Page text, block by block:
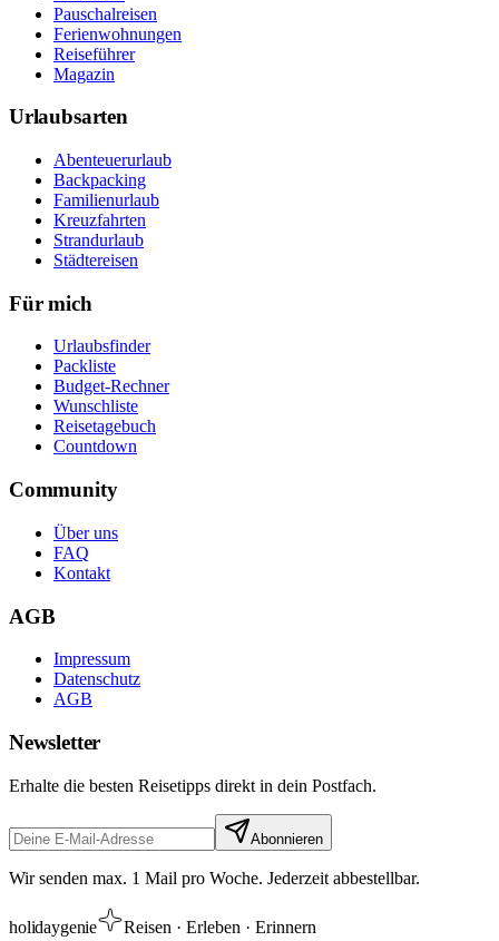
Pauschalreisen
Ferienwohnungen
Reiseführer
Magazin
Urlaubsarten
Abenteuerurlaub
Backpacking
Familienurlaub
Kreuzfahrten
Strandurlaub
Städtereisen
Für mich
Urlaubsfinder
Packliste
Budget-Rechner
Wunschliste
Reisetagebuch
Countdown
Community
Über uns
FAQ
Kontakt
AGB
Impressum
Datenschutz
AGB
Newsletter
Erhalte die besten Reisetipps direkt in dein Postfach.
Abonnieren
Wir senden max. 1 Mail pro Woche. Jederzeit abbestellbar.
holidaygenie Reisen · Erleben · Erinnern